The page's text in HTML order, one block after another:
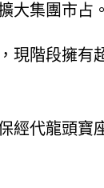
大集團市占。
階段擁有
經代龍頭寶